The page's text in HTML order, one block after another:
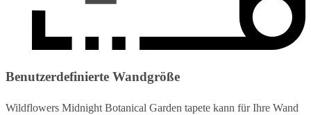
Benutzerdefinierte Wandgröße
Wildflowers Midnight Botanical Garden tapete kann für Ihre Wand